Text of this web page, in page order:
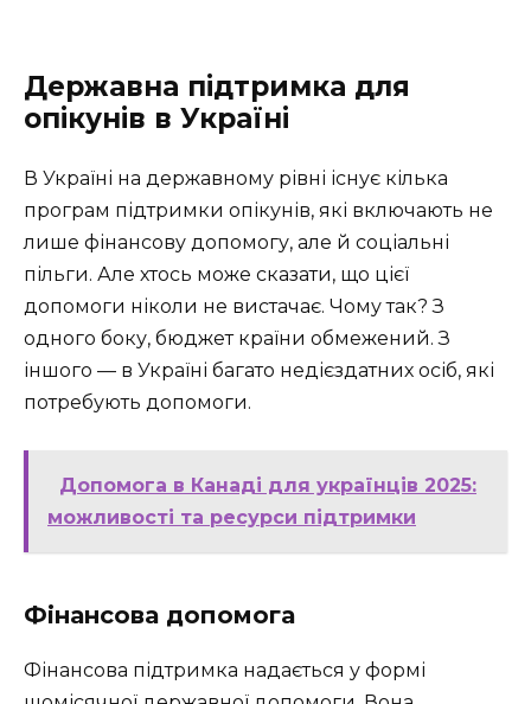
Державна підтримка для
опікунів в Україні
В Україні на державному рівні існує кілька
програм підтримки опікунів, які включають не
лише фінансову допомогу, але й соціальні
пільги. Але хтось може сказати, що цієї
допомоги ніколи не вистачає. Чому так? З
одного боку, бюджет країни обмежений. З
іншого — в Україні багато недієздатних осіб, які
потребують допомоги.
Допомога в Канаді для українців 2025:
можливості та ресурси підтримки
Фінансова допомога
Фінансова підтримка надається у формі